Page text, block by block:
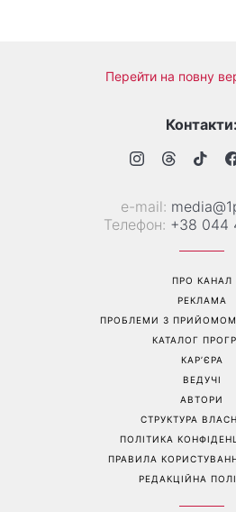
Перейти на повну
Контакти:
е-mail:
Телефон: +38 044
ПРО КАНАЛ
РЕКЛАМА
ПРОБЛЕМИ З ПРИЙОМОМ
КАТАЛОГ
КАР’ЄРА
ВЕДУЧІ
АВТОРИ
СТРУКТУРА
ПОЛІТИКА
ПРАВИЛА
РЕДАКЦІЙНА